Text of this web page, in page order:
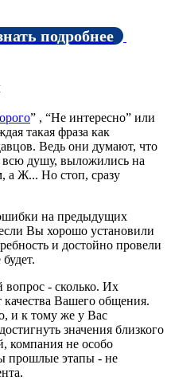
подробнее
” , “Не интересно” или
такая фраза как
Ведь они думают, что
всю душу, выложились на
а Ж... Но стоп, сразу
на предыдущих
Вы хорошо установили
и достойно провели
вопрос - сколько. Их
качества Вашего общения.
и к тому же у Вас
значения близкого
компания не особо
прошлые этапы - не